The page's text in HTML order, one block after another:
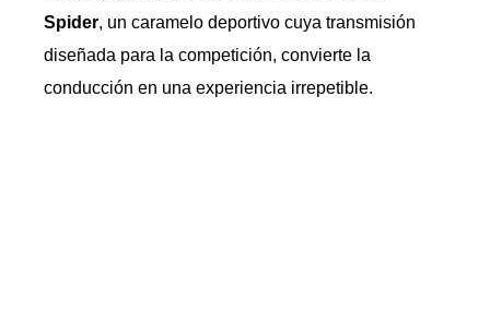
Spider, un caramelo deportivo cuya transmisión
diseñada para la competición, convierte la
conducción en una experiencia irrepetible.